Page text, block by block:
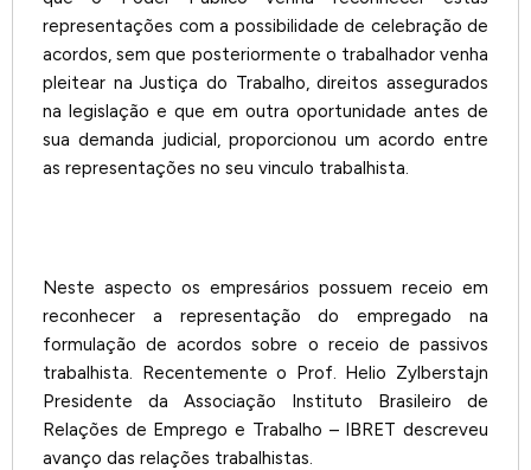
representações com a possibilidade de celebração de
acordos, sem que posteriormente o trabalhador venha
pleitear na Justiça do Trabalho, direitos assegurados
na legislação e que em outra oportunidade antes de
sua demanda judicial, proporcionou um acordo entre
as representações no seu vinculo trabalhista.
Neste aspecto os empresários possuem receio em
reconhecer a representação do empregado na
formulação de acordos sobre o receio de passivos
trabalhista. Recentemente o Prof. Helio Zylberstajn
Presidente da Associação Instituto Brasileiro de
Relações de Emprego e Trabalho – IBRET descreveu
avanço das relações trabalhistas.